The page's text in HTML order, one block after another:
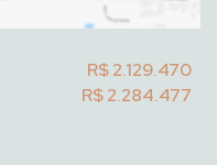
R$2.129.470
R$2.284.477